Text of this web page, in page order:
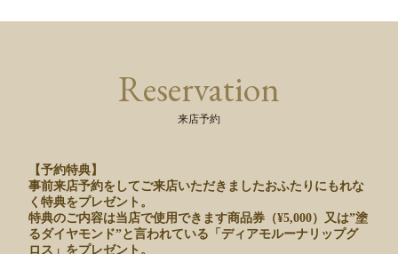
Reservation
来店予約
【予約特典】
事前来店予約をしてご来店いただきましたおふたりにもれな
く特典をプレゼント。
特典のご内容は当店で使用できます商品券（¥5,000）又は”塗
るダイヤモンド”と言われている「ディアモルーナリップグ
ロス」をプレゼント。